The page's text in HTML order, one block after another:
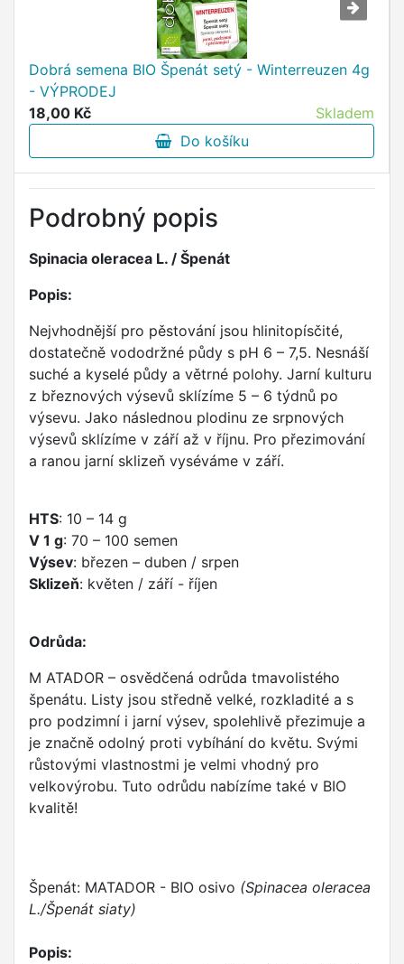
Dobrá semena BIO Špenát setý - Winterreuzen 4g
- VÝPRODEJ
18,00 Kč
Skladem
Do košíku
Podrobný popis
Spinacia oleracea L. / Špenát
Popis:
Nejvhodnější pro pěstování jsou hlinitopísčité,
dostatečně vododržné půdy s pH 6 – 7,5. Nesnáší
suché a kyselé půdy a větrné polohy. Jarní kulturu
z březnových výsevů sklízíme 5 – 6 týdnů po
výsevu. Jako následnou plodinu ze srpnových
výsevů sklízíme v září až v říjnu. Pro přezimování
a ranou jarní sklizeň vyséváme v září.
HTS: 10 – 14 g
V 1 g: 70 – 100 semen
Výsev: březen – duben / srpen
Sklizeň: květen / září - říjen
Odrůda:
M ATADOR – osvědčená odrůda tmavolistého
špenátu. Listy jsou středně velké, rozkladité a s
pro podzimní i jarní výsev, spolehlivě přezimuje a
je značně odolný proti vybíhání do květu. Svými
růstovými vlastnostmi je velmi vhodný pro
velkovýrobu. Tuto odrůdu nabízíme také v BIO
kvalitě!
Špenát: MATADOR - BIO osivo (Spinacea oleracea
L./Špenát siaty)
Popis: